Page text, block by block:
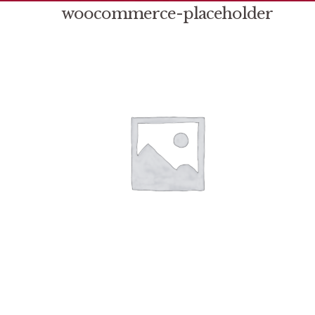
woocommerce-placeholder